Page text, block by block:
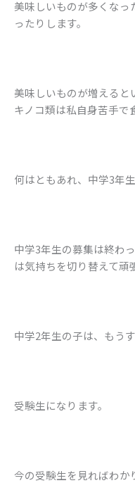
美味しいものが多くなっ
ったりします。
美味しいものが増えると
キノコ類は私自身苦手で
何はともあれ、中学3年
中学3年生の募集は終わ
は気持ちを切り替えて頑
中学2年生の子は、もう
受験生になります。
今の受験生を見ればわか